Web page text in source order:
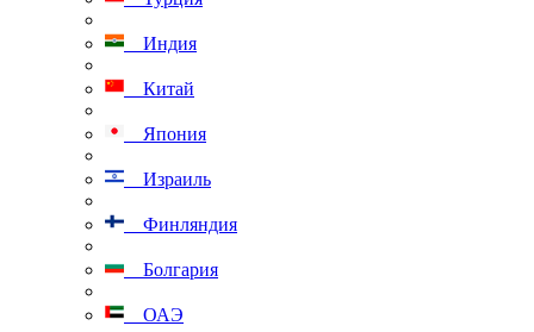
Индия
Китай
Япония
Израиль
Финляндия
Болгария
ОАЭ